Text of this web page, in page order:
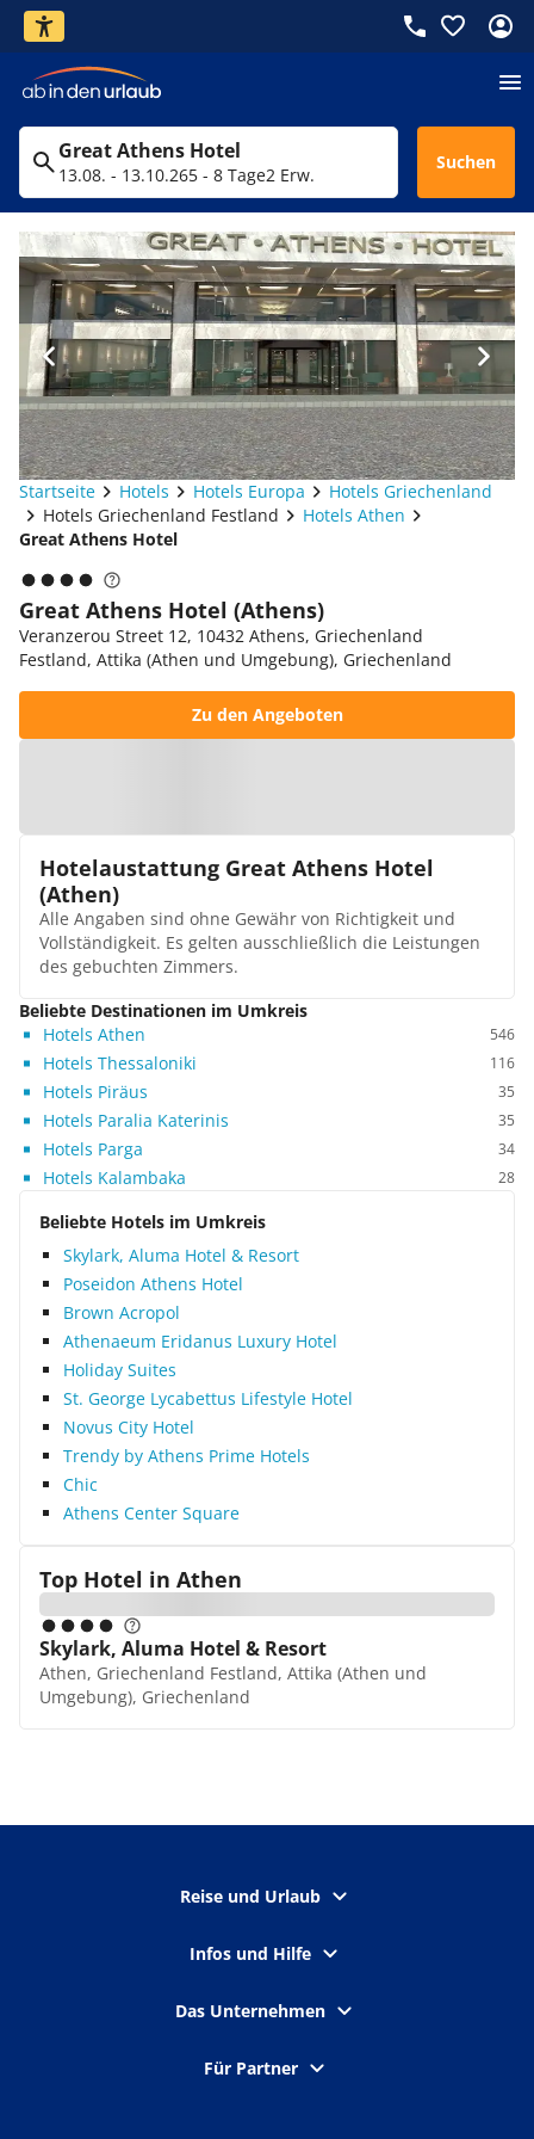
Great Athens Hotel
13.08. - 13.10.265 - 8 Tage2 Erw.
Suchen
Startseite Hotels Hotels Europa
Hotels Griechenland
Hotels Griechenland Festland
Hotels Athen
Great Athens Hotel
Great Athens Hotel (Athens)
Veranzerou Street 12, 10432 Athens, Griechenland
Festland, Attika (Athen und Umgebung), Griechenland
Zu den Angeboten
Hotelaustattung Great Athens Hotel
(Athen)
Alle Angaben sind ohne Gewähr von Richtigkeit und
Vollständigkeit. Es gelten ausschließlich die Leistungen
des gebuchten Zimmers.
Beliebte Destinationen im Umkreis
Hotels Athen
546
Hotels Thessaloniki 116
Hotels Piräus 35
Hotels Paralia Katerinis 35
Hotels Parga 34
Hotels Kalambaka 28
Beliebte Hotels im Umkreis
Skylark, Aluma Hotel & Resort
Poseidon Athens Hotel
Brown Acropol
Athenaeum Eridanus Luxury Hotel
Holiday Suites
St. George Lycabettus Lifestyle Hotel
Novus City Hotel
Trendy by Athens Prime Hotels
Chic
Athens Center Square
Top Hotel in Athen
Skylark, Aluma Hotel & Resort
Athen, Griechenland Festland, Attika (Athen und
Umgebung), Griechenland
Reise und Urlaub
Infos und Hilfe
Das Unternehmen
Für Partner